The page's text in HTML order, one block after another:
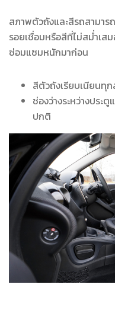
สภาพตัวถังและสีรถสามา
รอยเชื่อมหรือสีที่ไม่สม่ำเ
ซ่อมแซมหนักมาก่อน
สีตัวถังเรียบเนียนทุ
ช่องว่างระหว่างประ
ปกติ